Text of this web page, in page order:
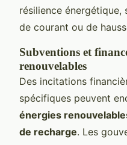
résilience
de courant ou de
Subventions et
renouvelables
Des incitations
spécifiques peuvent
énergies
de recharge. Les